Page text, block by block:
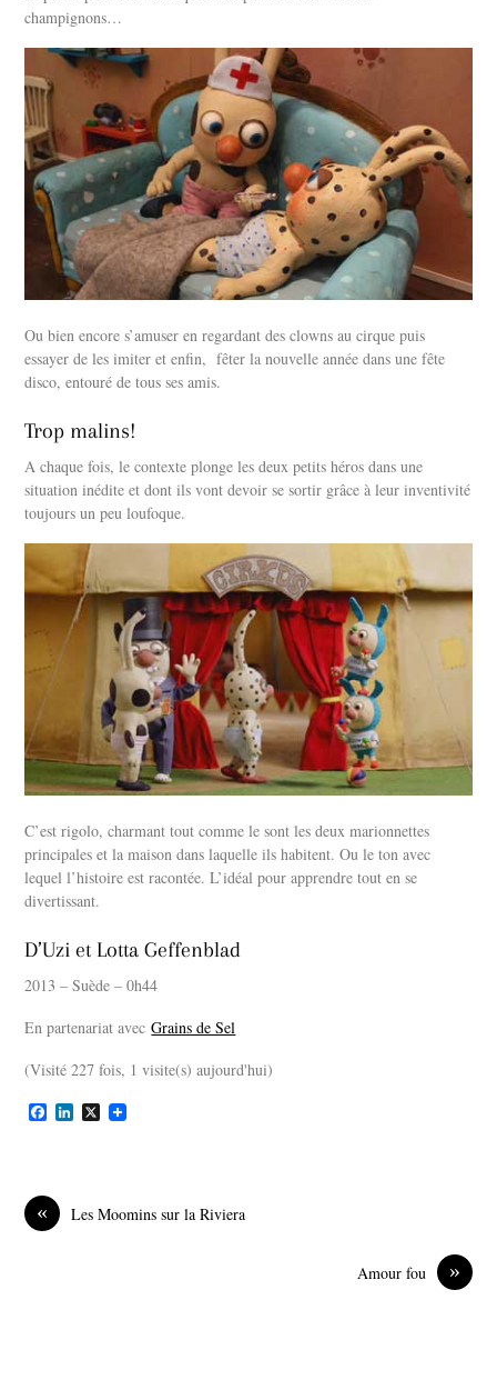
champignons…
Ou bien encore s’amuser en regardant des clowns au cirque puis
essayer de les imiter et enfin, fêter la nouvelle année dans une fête
disco, entouré de tous ses amis.
Trop malins!
A chaque fois, le contexte plonge les deux petits héros dans une
situation inédite et dont ils vont devoir se sortir grâce à leur inventivité
toujours un peu loufoque.
C’est rigolo, charmant tout comme le sont les deux marionnettes
principales et la maison dans laquelle ils habitent. Ou le ton avec
lequel l’histoire est racontée. L’idéal pour apprendre tout en se
divertissant.
D’Uzi et Lotta Geffenblad
2013 – Suède – 0h44
En partenariat avecGrains de Sel
(Visité 227 fois, 1 visite(s) aujourd'hui)
F
o
o
k
L
I
X
« Les Moomins sur la Riviera
»
Amour fou